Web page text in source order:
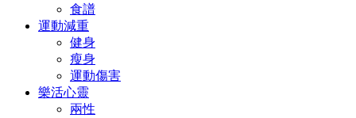
食譜
運動減重
健身
瘦身
運動傷害
樂活心靈
兩性